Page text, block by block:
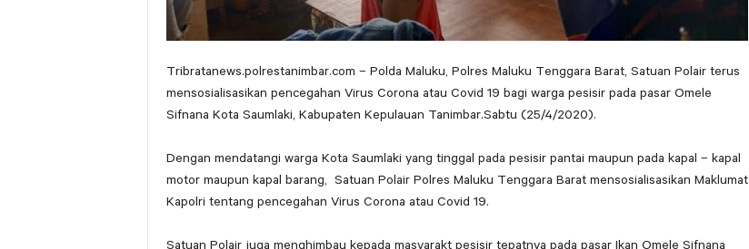
Tribratanews.polrestanimbar.com – Polda Maluku, Polres Maluku Tenggara Barat, Satuan Polair terus
mensosialisasikan pencegahan Virus Corona atau Covid 19 bagi warga pesisir pada pasar Omele
Sifnana Kota Saumlaki, Kabupaten Kepulauan Tanimbar.Sabtu (25/4/2020).
Dengan mendatangi warga Kota Saumlaki yang tinggal pada pesisir pantai maupun pada kapal – kapal
motor maupun kapal barang, Satuan Polair Polres Maluku Tenggara Barat mensosialisasikan Maklumat
Kapolri tentang pencegahan Virus Corona atau Covid 19.
Satuan Polair juga menghimbau kepada masyarakt pesisir tepatnya pada pasar Ikan Omele Sifnana